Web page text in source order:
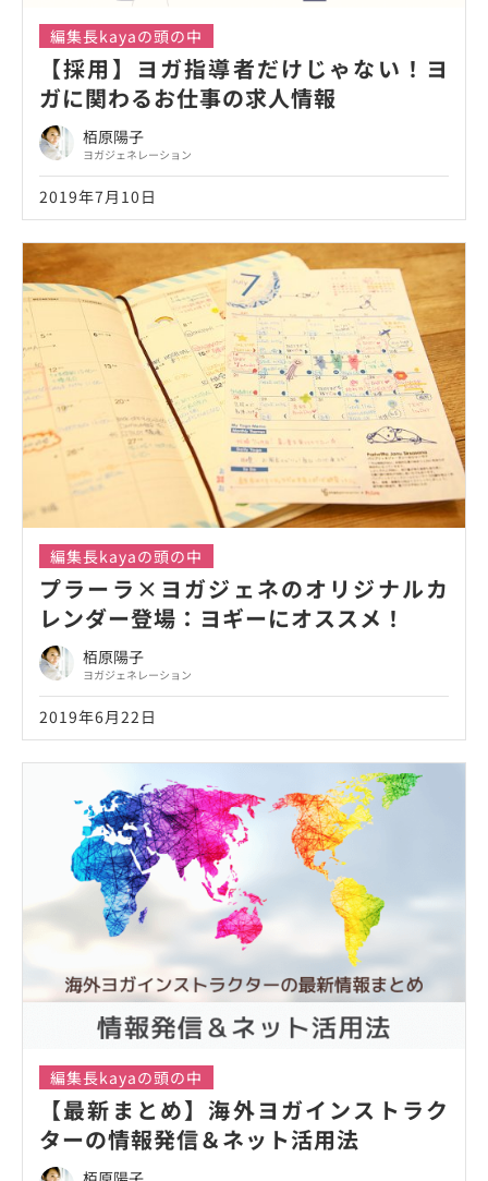
編集長kayaの頭の中
【採用】ヨガ指導者だけじゃない！ヨ
ガに関わるお仕事の求人情報
栢原陽子
ヨガジェネレーション
2019年7月10日
編集長kayaの頭の中
プラーラ×ヨガジェネのオリジナルカ
レンダー登場：ヨギーにオススメ！
栢原陽子
ヨガジェネレーション
2019年6月22日
編集長kayaの頭の中
【最新まとめ】海外ヨガインストラク
ターの情報発信＆ネット活用法